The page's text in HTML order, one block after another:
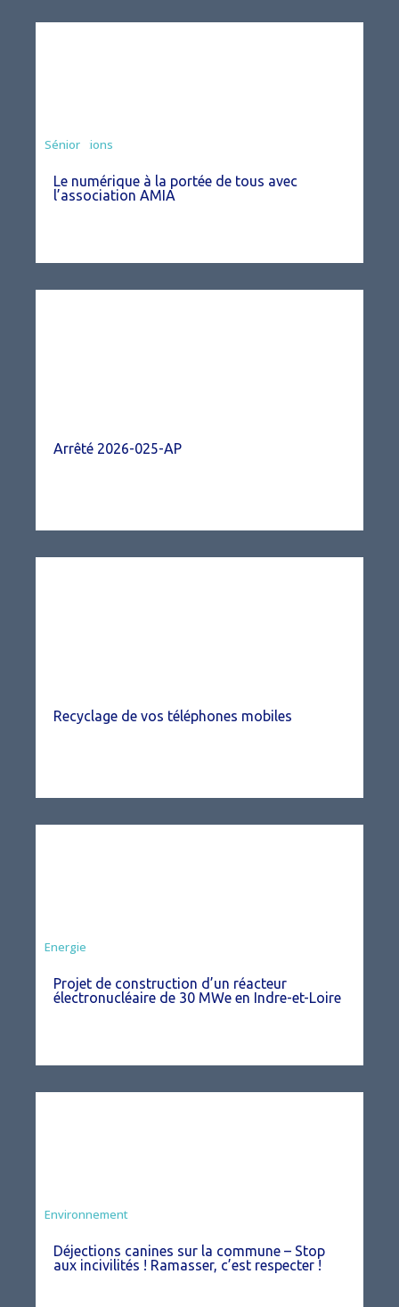
Associations
Sénior
Le numérique à la portée de tous avec
l’association AMIA
Arrêté 2026-025-AP
Recyclage de vos téléphones mobiles
Energie
Projet de construction d’un réacteur
électronucléaire de 30 MWe en Indre-et-Loire
Environnement
Déjections canines sur la commune – Stop
aux incivilités ! Ramasser, c’est respecter !